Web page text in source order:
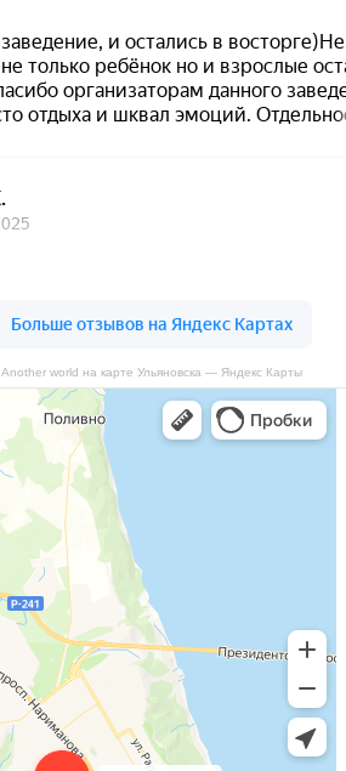
Another world на карте Ульяновска — Яндекс Карты